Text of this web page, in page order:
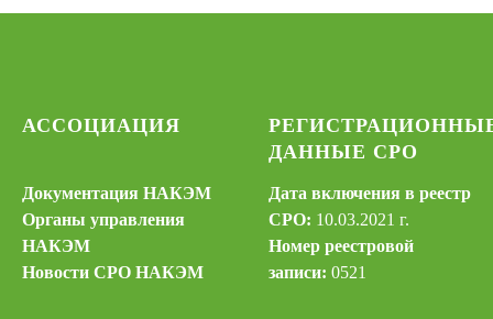
АССОЦИАЦИЯ
Документация НАКЭМ
Органы управления
НАКЭМ
Новости СРО НАКЭМ
ДАННЫЕ СРО
Дата включения в реестр
СРО: 10.03.2021 г.
Номер реестровой
записи: 0521